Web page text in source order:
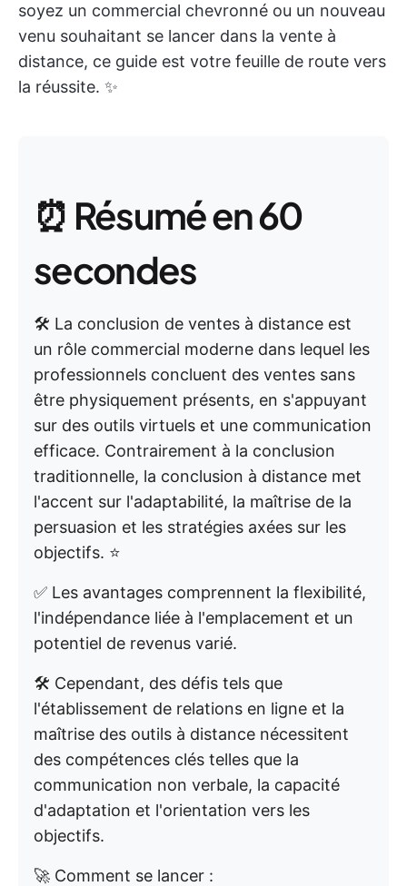
soyez un commercial chevronné ou un nouveau
venu souhaitant se lancer dans la vente à
distance, ce guide est votre feuille de route vers
la réussite. ✨
⏰ Résumé en 60
secondes
🛠️ La conclusion de ventes à distance est
un rôle commercial moderne dans lequel les
professionnels concluent des ventes sans
être physiquement présents, en s'appuyant
sur des outils virtuels et une communication
efficace. Contrairement à la conclusion
traditionnelle, la conclusion à distance met
l'accent sur l'adaptabilité, la maîtrise de la
persuasion et les stratégies axées sur les
objectifs. ⭐
✅ Les avantages comprennent la flexibilité,
l'indépendance liée à l'emplacement et un
potentiel de revenus varié.
🛠️ Cependant, des défis tels que
l'établissement de relations en ligne et la
maîtrise des outils à distance nécessitent
des compétences clés telles que la
communication non verbale, la capacité
d'adaptation et l'orientation vers les
objectifs.
🚀 Comment se lancer :